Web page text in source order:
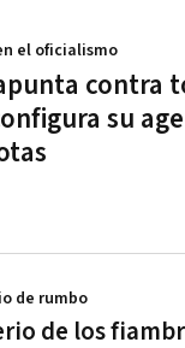
contra
su
el oficialismo
de los
de rumbo